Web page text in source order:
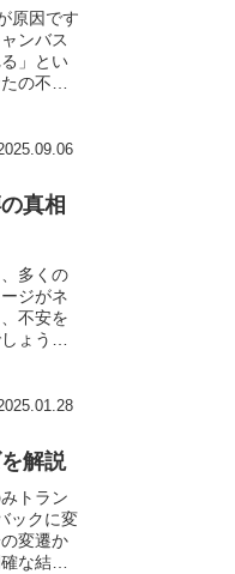
原因です
ンバス
」とい
の不安
真相
多くの
ジがネ
不安を
ょう
能、そ
は「手
に支持
なく、
フトス
解説
トラン
ックに変
変遷か
な結論